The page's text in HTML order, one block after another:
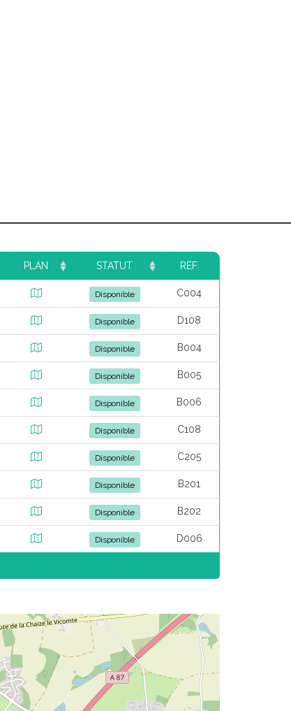
PLAN STATUT REF.
Disponible C004
Disponible D108
Disponible B004
Disponible B005
Disponible B006
Disponible C108
Disponible C205
Disponible B201
Disponible B202
Disponible D006